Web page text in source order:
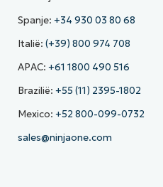
Spanje: +34 930 03 80 68
Italië: (+39) 800 974 708
APAC: +61 1800 490 516
Brazilië: +55 (11) 2395-1802
Mexico: +52 800-099-0732
sales@ninjaone.com